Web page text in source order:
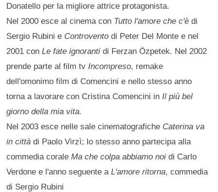
Donatello per la migliore attrice protagonista.
Nel 2000 esce al cinema con Tutto l'amore che c'è di
Sergio Rubini e Controvento di Peter Del Monte e nel
2001 conLe fate ignoranti di Ferzan Özpetek. Nel 2002
prende parte al film tv Incompreso, remake
dell'omonimo film di Comencini e nello stesso anno
torna a lavorare con Cristina Comencini in Il più bel
giorno della mia vita.
Nel 2003 esce nelle sale cinematografiche Caterina va
in città di Paolo Virzì; lo stesso anno partecipa alla
commedia coraleMa che colpa abbiamo noi di Carlo
Verdone e l'anno seguente aL'amore ritorna, commedia
di Sergio Rubini